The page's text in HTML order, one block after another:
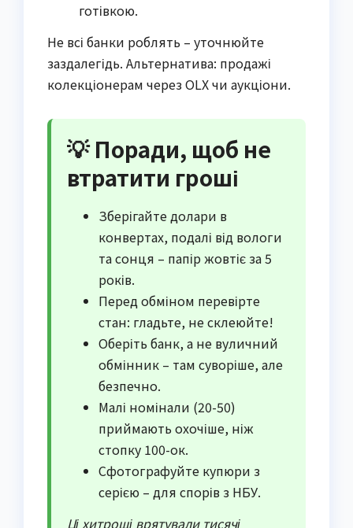
готівкою.
Не всі банки роблять – уточнюйте
заздалегідь. Альтернатива: продажі
колекціонерам через OLX чи аукціони.
💡 Поради, щоб не
втратити гроші
Зберігайте долари в
конвертах, подалі від вологи
та сонця – папір жовтіє за 5
років.
Перед обміном перевірте
стан: гладьте, не склеюйте!
Оберіть банк, а не вуличний
обмінник – там суворіше, але
безпечно.
Малі номінали (20-50)
приймають охочіше, ніж
стопку 100-ок.
Сфотографуйте купюри з
серією – для спорів з НБУ.
Ці хитрощі врятували тисячі